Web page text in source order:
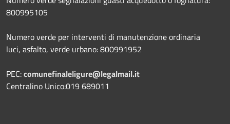
800995105
Numero verde per interventi di manutenzione ordinaria
luci, asfalto, verde urbano: 800991952
PEC:comunefinaleligure@legalmail.it
Centralino Unico:019 689011